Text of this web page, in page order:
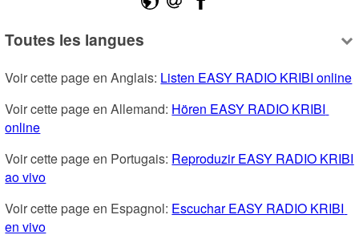
Toutes les langues
Voir cette page en Anglais: Listen EASY RADIO KRIBI online
Voir cette page en Allemand: Hören EASY RADIO KRIBI
online
Voir cette page en Portugais: Reproduzir EASY RADIO KRIBI
ao vivo
Voir cette page en Espagnol: Escuchar EASY RADIO KRIBI
en vivo